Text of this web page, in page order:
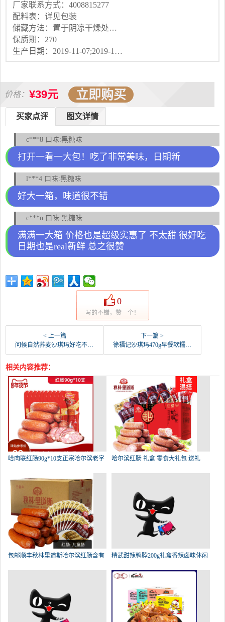
厂家联系方式：4008815277
配料表：详见包装
储藏方法：置于阴凉干燥处，避免阳光直射
保质期：270
生产日期：2019-11-07;2019-11-07
价格： ¥39元 立即购买
图文详情
买家点评
c***8 口味:黑糖味
打开一看一大包！吃了非常美味，日期新
l***4 口味:黑糖味
好大一箱，味道很不错
c***n 口味:黑糖味
满满一大箱 价格也是超级实惠了 不太甜 很好吃
日期也是real新鲜 总之很赞
0
写的不错，赞一个！
< 上一篇
问候自然荞麦沙琪玛好吃不贵的零食萨琪玛下午茶点心宿-沙琪玛(问候自然旗舰店仅售29.9元)
下一篇 >
徐福记沙琪玛470g早餐软糯糕点心硬老式零食萨其马-沙琪玛(涛睿食品专营店仅售7.9元)
相关内容推荐：
哈肉联红肠90g*10支正宗哈尔滨老字 哈尔滨红肠 礼盒 零食大礼包 送礼
包邮顺丰秋林里道斯哈尔滨红肠含有 精武甜辣鸭脖200g礼盒香辣卤味休闲